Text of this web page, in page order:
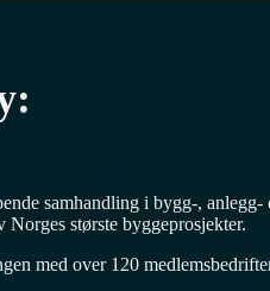
samhandling i bygg-,
største byggeprosjekter.
med over 120